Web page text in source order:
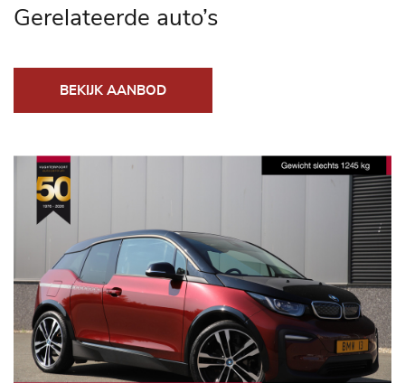
Gerelateerde auto’s
BEKIJK AANBOD